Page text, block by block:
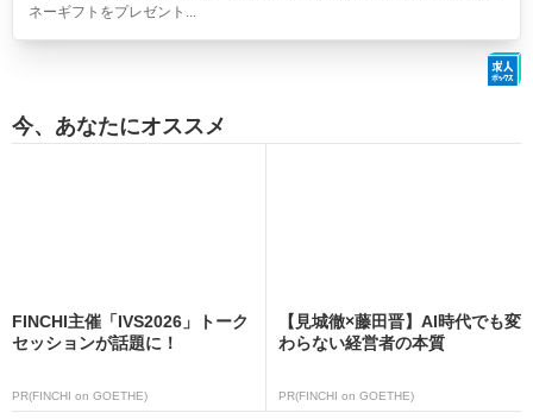
ネーギフトをプレゼント...
今、あなたにオススメ
FINCHI主催「IVS2026」トーク
セッションが話題に！
PR(FINCHI on GOETHE)
【見城徹×藤田晋】AI時代でも変
わらない経営者の本質
PR(FINCHI on GOETHE)